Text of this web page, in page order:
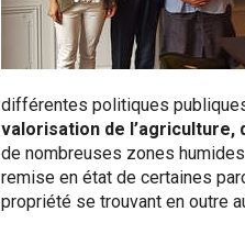
différentes politiques
valorisation de l’agriculture,
de nombreuses zones
remise en état de certaines
propriété se trouvant en outre